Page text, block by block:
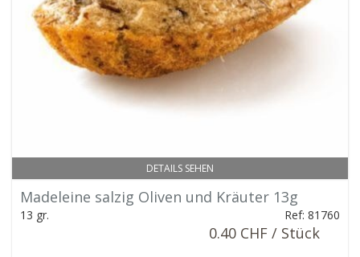
DETAILS SEHEN
Madeleine salzig Oliven und Kräuter 13g
13 gr. Ref: 81760
0.40 CHF / Stück